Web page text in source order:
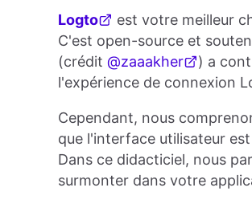
Logto
est votre meilleur
C'est open-source et
(crédit @zaaakher
) a
l'expérience de connexion
Cependant, nous
que l'interface utilisateur
Dans ce didacticiel, nous
surmonter dans votre